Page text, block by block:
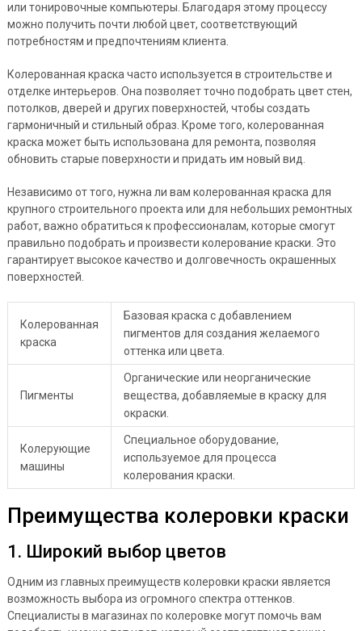
или тонировочные компьютеры. Благодаря этому процессу
можно получить почти любой цвет, соответствующий
потребностям и предпочтениям клиента.
Колерованная краска часто используется в строительстве и
отделке интерьеров. Она позволяет точно подобрать цвет стен,
потолков, дверей и других поверхностей, чтобы создать
гармоничный и стильный образ. Кроме того, колерованная
краска может быть использована для ремонта, позволяя
обновить старые поверхности и придать им новый вид.
Независимо от того, нужна ли вам колерованная краска для
крупного строительного проекта или для небольших ремонтных
работ, важно обратиться к профессионалам, которые смогут
правильно подобрать и произвести колерование краски. Это
гарантирует высокое качество и долговечность окрашенных
поверхностей.
Колерованная
краска
Базовая краска с добавлением
пигментов для создания желаемого
оттенка или цвета.
Пигменты
Органические или неорганические
вещества, добавляемые в краску для
окраски.
Колерующие
машины
Специальное оборудование,
используемое для процесса
колерования краски.
Преимущества колеровки краски
1. Широкий выбор цветов
Одним из главных преимуществ колеровки краски является
возможность выбора из огромного спектра оттенков.
Специалисты в магазинах по колеровке могут помочь вам